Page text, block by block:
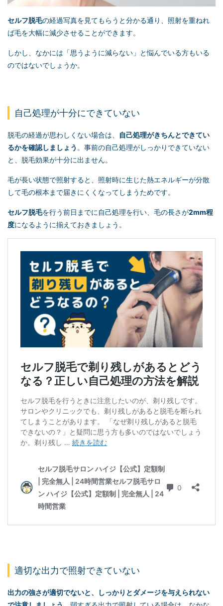
セルフ脱毛の経過写真を見てもらうと分かる通り、照射を重ねれ
ば毛を大幅に減少させることができます。
しかし、なかには「思うように減らない」と悩んでいる方もいる
のではないでしょうか。
自己処理が十分にできていない
脱毛の経過が思わしくない場合は、
自己処理がきちんとできてい
るかを確認しましょう 。事前の自己処理がしっかりできていない
と、脱毛効果が十分に出ません。
毛が長い状態で照射すると、照射時に生じた熱エネルギーが分散
して毛の根本まで届きにくくなってしまうためです。
セルフ脱毛を行う前日までに自己処理を行い、毛の長さが2mm程
度になるように揃えておきましょう。
適切な出力で照射できていない
出力の強さが適切でないと、しっかりとダメージを与えられない